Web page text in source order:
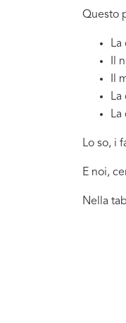
Questo
La
Il
Il
La
La
Lo so, i
E noi,
Nella